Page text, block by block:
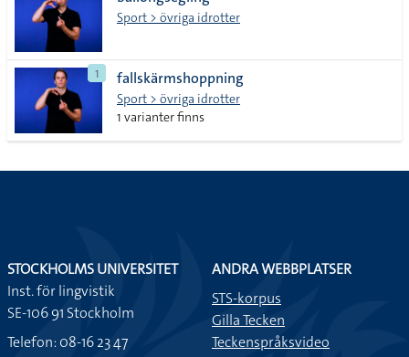
lista
Sport > övriga idrotter
1 fallskärmshoppning
Sport > övriga idrotter
1 varianter finns
STOCKHOLMS UNIVERSITET
Inst. för lingvistik
SE-106 91 Stockholm
Telefon: 08-16 23 47
ANDRA WEBBPLATSER
STS-korpus
Gilla Tecken
Teckenspråksvideo